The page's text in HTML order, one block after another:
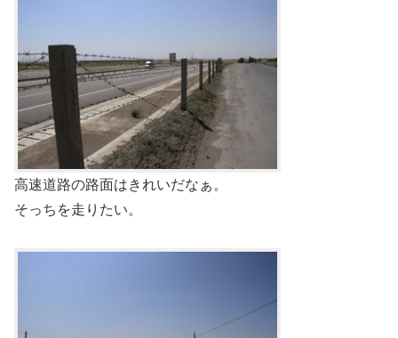
高速道路の路面はきれいだなぁ。
そっちを走りたい。